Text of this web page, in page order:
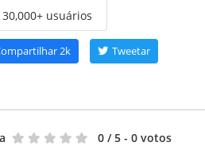
30,000+ usuários
2k Tweetar
0 / 5 - 0 votos